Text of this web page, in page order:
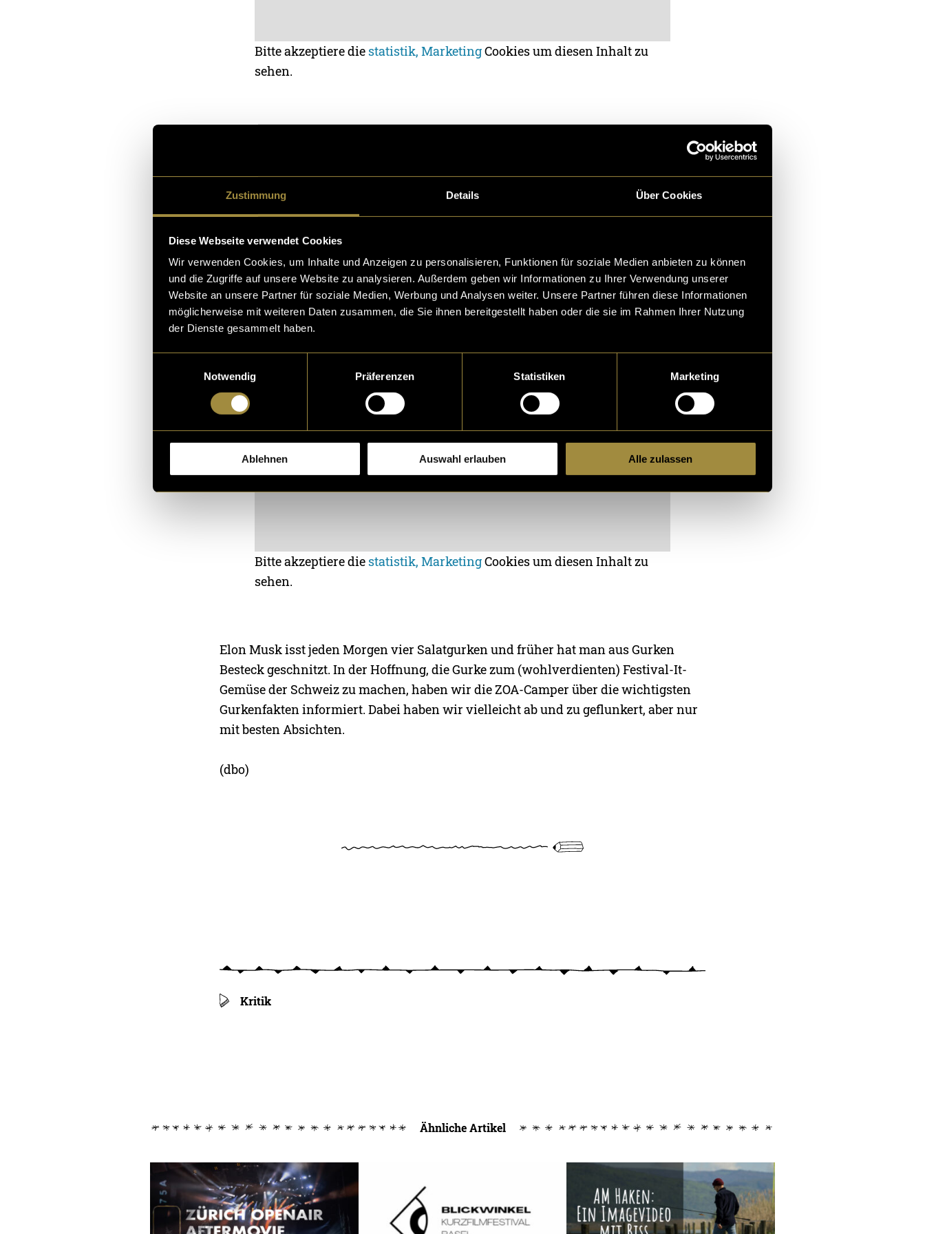
Zustimmung Details Über Cookies
Diese Webseite verwendet Cookies
Wir verwenden Cookies, um Inhalte und Anzeigen zu personalisieren, Funktionen für soziale Medien anbieten zu können
und die Zugriffe auf unsere Website zu analysieren. Außerdem geben wir Informationen zu Ihrer Verwendung unserer
Website an unsere Partner für soziale Medien, Werbung und Analysen weiter. Unsere Partner führen diese Informationen
möglicherweise mit weiteren Daten zusammen, die Sie ihnen bereitgestellt haben oder die sie im Rahmen Ihrer Nutzung
der Dienste gesammelt haben.
Notwendig
Präferenzen Statistiken Marketing
Ablehnen Auswahl erlauben Alle zulassen
Bitte akzeptiere die statistik, MarketingCookies um diesen Inhalt zu
sehen.
Doch für den Festival-Zeltplatz darf man auch mal etwas ausgefallener packen. Wir
haben die Leute gefragt, was der coolste oder speziellste Gegenstand ihrer
Camping-Ausrüstung ist. Von Jass-Tischen bis zu Staubsaugerrohren war alles
dabei.
Gurkenfakten
Bitte akzeptiere die statistik, MarketingCookies um diesen Inhalt zu
sehen.
Elon Musk isst jeden Morgen vier Salatgurken und früher hat man aus Gurken
Besteck geschnitzt. In der Hoffnung, die Gurke zum (wohlverdienten) Festival-It-
Gemüse der Schweiz zu machen, haben wir die ZOA-Camper über die wichtigsten
Gurkenfakten informiert. Dabei haben wir vielleicht ab und zu geflunkert, aber nur
mit besten Absichten.
(dbo)
Kritik
Ähnliche Artikel